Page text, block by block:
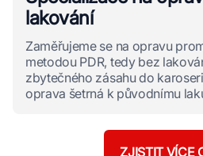
lakování
Zaměřujeme se na opravu
metodou PDR, tedy bez
zbytečného zásahu do
oprava šetrná k původnímu
ZJISTIT VÍCE